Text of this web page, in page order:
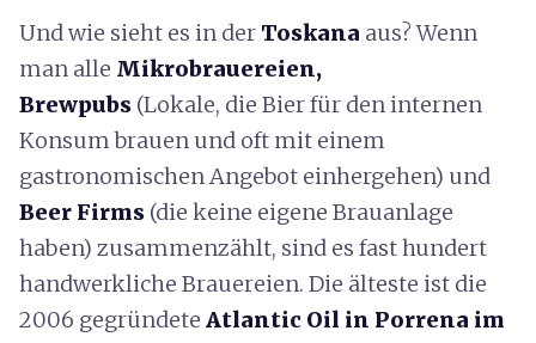
Und wie sieht es in der Toskana aus? Wenn
man alle Mikrobrauereien,
Brewpubs (Lokale, die Bier für den internen
Konsum brauen und oft mit einem
gastronomischen Angebot einhergehen) und
Beer Firms (die keine eigene Brauanlage
haben) zusammenzählt, sind es fast hundert
handwerkliche Brauereien. Die älteste ist die
2006 gegründete Atlantic Oil in Porrena im